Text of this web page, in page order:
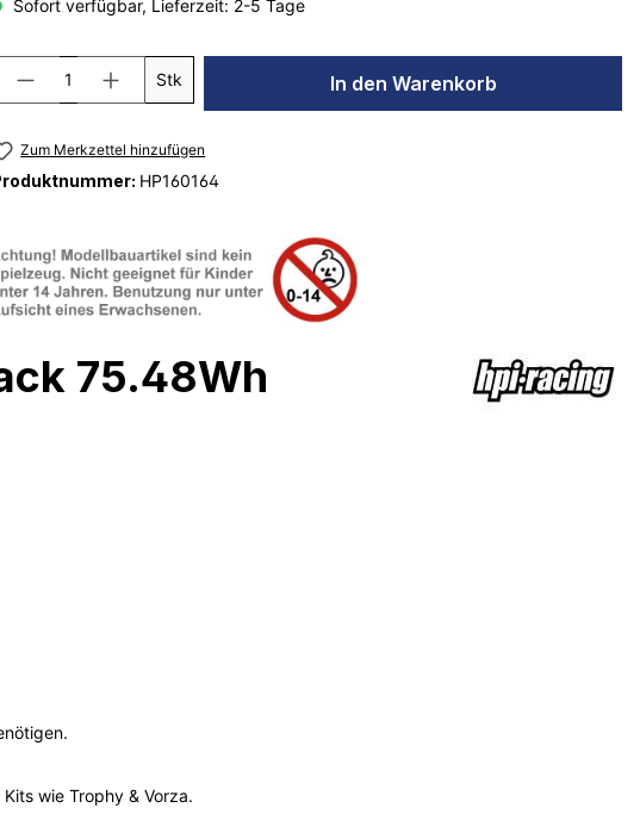
Sofort verfügbar, Lieferzeit: 2-5 Tage
Stk In den Warenkorb
Zum Merkzettel hinzufügen
HP160164
75.48Wh
wie Trophy & Vorza.